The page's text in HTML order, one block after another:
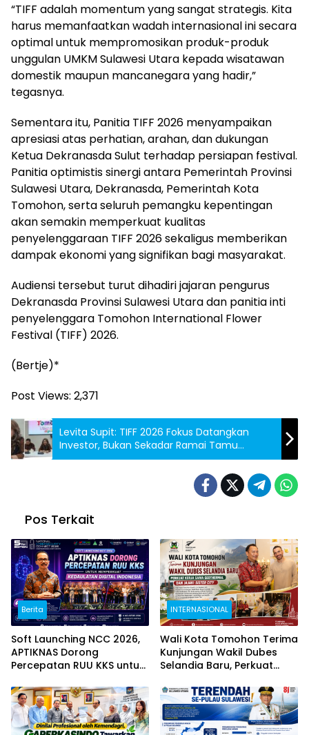
“TIFF adalah momentum yang sangat strategis. Kita
harus memanfaatkan wadah internasional ini secara
optimal untuk mempromosikan produk-produk
unggulan UMKM Sulawesi Utara kepada wisatawan
domestik maupun mancanegara yang hadir,”
tegasnya.
Sementara itu, Panitia TIFF 2026 menyampaikan
apresiasi atas perhatian, arahan, dan dukungan
Ketua Dekranasda Sulut terhadap persiapan festival.
Panitia optimistis sinergi antara Pemerintah Provinsi
Sulawesi Utara, Dekranasda, Pemerintah Kota
Tomohon, serta seluruh pemangku kepentingan
akan semakin memperkuat kualitas
penyelenggaraan TIFF 2026 sekaligus memberikan
dampak ekonomi yang signifikan bagi masyarakat.
Audiensi tersebut turut dihadiri jajaran pengurus
Dekranasda Provinsi Sulawesi Utara dan panitia inti
penyelenggara Tomohon International Flower
Festival (TIFF) 2026.
(Bertje)*
Post Views: 2,371
Levita Supit: TIFF 2026 Fokus Datangkan
Investor, Bukan Sekadar Ramai Tamu
Diplomatik
Pos Terkait
Berita
Soft Launching NCC 2026,
APTIKNAS Dorong
Percepatan RUU KKS untuk
Digital Indonesia
INTERNASIONAL
Wali Kota Tomohon Terima
Kunjungan Wakil Dubes
Selandia Baru, Perkuat
dan Jajaki Sister City